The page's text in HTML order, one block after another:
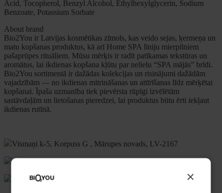
Acid, Tocopherol, Benzyl Alcohol, Ethylhexylglycerin, Sodium
Benzoate, Potassium Sorbate
About brand
Bio2You ir Latvijas kosmētikas zīmols, kas veido sejas, ķermeņa un
matu kopšanas produktus, kā arī Home SPA līniju mierpilniem
pašaprūpes rituāliem. Mūsu mērķis ir radīt patīkamas tekstūras un
aromātus, lai ikdienas kopšana kļūtu par nelielu “SPA mājās” brīdi.
Bio2You sortimentā ir dažādas kolekcijas un risinājumi dažādām
vajadzībām — no ikdienas mitrināšanas un attīrīšanas līdz mērķētai
kopšanai. Īpaša uzmanība tiek pievērsta rūpīgi izvēlētām
sastāvdaļām un lietošanas pieredzei, lai produktus būtu ērti iekļaut
ikdienas rutīnā.
Vismaņi k-5, Korpuss G , Mārupes novads, LV-2167
+371 20626606
ecommerce@bio2you.eu ×